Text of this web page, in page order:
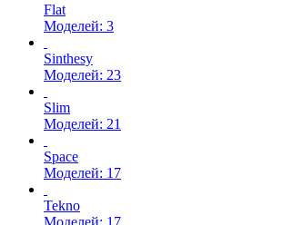
Flat
Моделей: 3
Sinthesy
Моделей: 23
Slim
Моделей: 21
Space
Моделей: 17
Tekno
Моделей: 17